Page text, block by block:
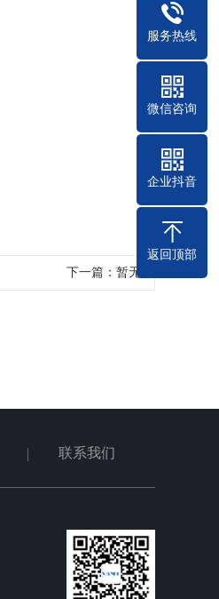
下一篇：暂无
联系我们
服务热线
微信咨询
企业抖音
返回顶部